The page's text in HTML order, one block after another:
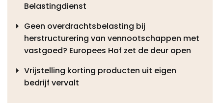
Belastingdienst
Geen overdrachtsbelasting bij
herstructurering van vennootschappen met
vastgoed? Europees Hof zet de deur open
Vrijstelling korting producten uit eigen
bedrijf vervalt